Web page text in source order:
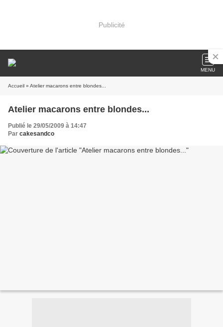
Publicité
MENU
Accueil » Atelier macarons entre blondes...
Atelier macarons entre blondes...
Publié le 29/05/2009 à 14:47
Par cakesandco